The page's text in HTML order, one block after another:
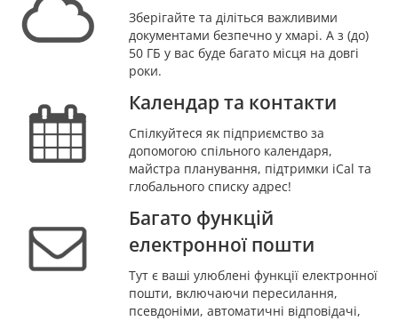
Зберігайте та діліться важливими
документами безпечно у хмарі. А з (до)
50 ГБ у вас буде багато місця на довгі
роки.
Календар та контакти
Спілкуйтеся як підприємство за
допомогою спільного календаря,
майстра планування, підтримки iCal та
глобального списку адрес!
Багато функцій
електронної пошти
Тут є ваші улюблені функції електронної
пошти, включаючи пересилання,
псевдоніми, автоматичні відповідачі,